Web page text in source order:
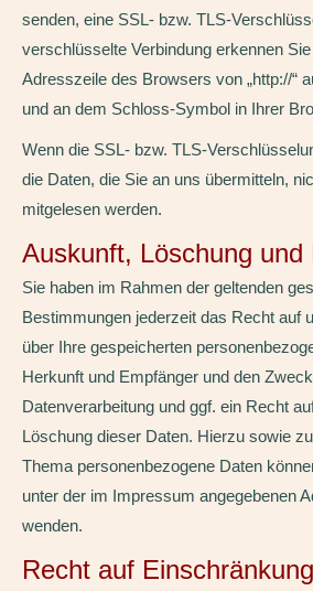
senden, eine SSL- bzw. TLS-
verschlüsselte Verbindung erkennen
Adresszeile des Browsers von „http://“
und an dem Schloss-Symbol in Ihrer
Wenn die SSL- bzw. TLS-
die Daten, die Sie an uns übermitteln,
mitgelesen werden.
Auskunft, Löschung und
Sie haben im Rahmen der geltenden
Bestimmungen jederzeit das Recht auf
über Ihre gespeicherten
Herkunft und Empfänger und den
Datenverarbeitung und ggf. ein Recht
Löschung dieser Daten. Hierzu sowie
Thema personenbezogene Daten
unter der im Impressum angegebenen
wenden.
Recht auf